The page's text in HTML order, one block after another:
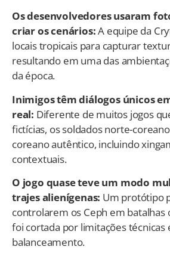
Os desenvolvedores usaram
criar os cenários:A equipe da
locais tropicais para capturar
resultando em uma das
da época.
Inimigos têm diálogos únicos
real: Diferente de muitos jogos
fictícias, os soldados norte-
coreano autêntico, incluindo
contextuais.
O jogo quase teve um modo
trajes alienígenas: Um protótipo
controlarem os Ceph em batalhas
foi cortada por limitações técnicas
balanceamento.